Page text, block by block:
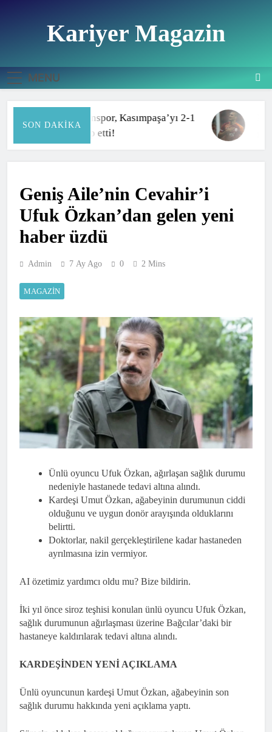
Kariyer Magazin
MENU
SON DAKIKA
Samsunspor, Kasımpaşa’yı 2-1
mağlup etti!
Geniş Aile’nin Cevahir’i
Ufuk Özkan’dan gelen yeni
haber üzdü
Admin 7 Ay Ago 0 2 Mins
MAGAZIN
Ünlü oyuncu Ufuk Özkan, ağırlaşan sağlık durumu
nedeniyle hastanede tedavi altına alındı.
Kardeşi Umut Özkan, ağabeyinin durumunun ciddi
olduğunu ve uygun donör arayışında olduklarını
belirtti.
Doktorlar, nakil gerçekleştirilene kadar hastaneden
ayrılmasına izin vermiyor.
AI özetimiz yardımcı oldu mu? Bize bildirin.
İki yıl önce siroz teşhisi konulan ünlü oyuncu Ufuk Özkan,
sağlık durumunun ağırlaşması üzerine Bağcılar’daki bir
hastaneye kaldırılarak tedavi altına alındı.
KARDEŞİNDEN YENİ AÇIKLAMA
Ünlü oyuncunun kardeşi Umut Özkan, ağabeyinin son
sağlık durumu hakkında yeni açıklama yaptı.